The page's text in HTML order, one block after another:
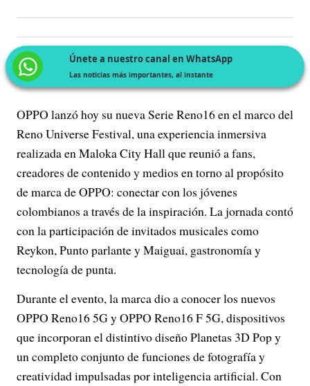
Únete a nuestro canal en WhatsApp
Las noticias más importantes, al instante
OPPO lanzó hoy su nueva Serie Reno16 en el marco del
Reno Universe Festival, una experiencia inmersiva
realizada en Maloka City Hall que reunió a fans,
creadores de contenido y medios en torno al propósito
de marca de OPPO: conectar con los jóvenes
colombianos a través de la inspiración. La jornada contó
con la participación de invitados musicales como
Reykon, Punto parlante y Maiguai, gastronomía y
tecnología de punta.
Durante el evento, la marca dio a conocer los nuevos
OPPO Reno16 5G y OPPO Reno16 F 5G, dispositivos
que incorporan el distintivo diseño Planetas 3D Pop y
un completo conjunto de funciones de fotografía y
creatividad impulsadas por inteligencia artificial. Con